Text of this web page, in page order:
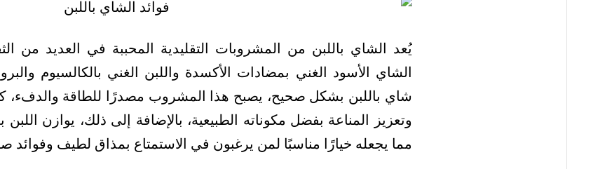
يُعد الشاي باللبن من المشروبات التقليدية المحببة في العديد من
الشاي الأسود الغني بمضادات الأكسدة واللبن الغني بالكالسيوم
شاي باللبن بشكل صحيح، يصبح هذا المشروب مصدرًا للطاقة والدفء،
وتعزيز المناعة بفضل مكوناته الطبيعية، بالإضافة إلى ذلك، يوازن اللبن
مما يجعله خيارًا مناسبًا لمن يرغبون في الاستمتاع بمذاق لطيف وفوائد